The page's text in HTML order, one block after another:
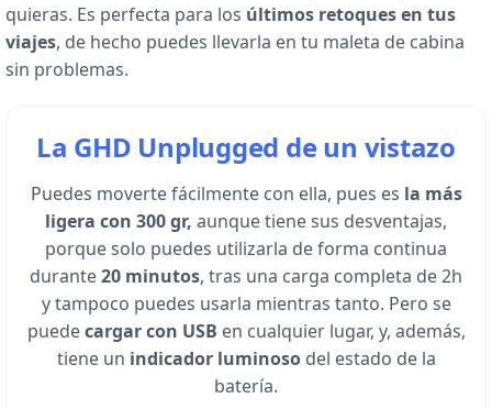
quieras. Es perfecta para los últimos retoques en tus
viajes, de hecho puedes llevarla en tu maleta de cabina
sin problemas.
La GHD Unplugged de un vistazo
Puedes moverte fácilmente con ella, pues es la más
ligera con 300 gr, aunque tiene sus desventajas,
porque solo puedes utilizarla de forma continua
durante20 minutos, tras una carga completa de 2h
y tampoco puedes usarla mientras tanto. Pero se
puedecargar con USB en cualquier lugar, y, además,
tiene un indicador luminosodel estado de la
batería.